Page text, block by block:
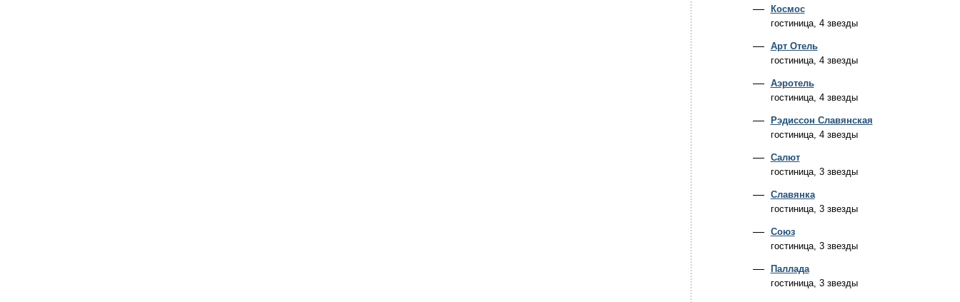
Космос
гостиница, 4 звезды
Арт Отель
гостиница, 4 звезды
Аэротель
гостиница, 4 звезды
Рэдиссон Славянская
гостиница, 4 звезды
Салют
гостиница, 3 звезды
Славянка
гостиница, 3 звезды
Союз
гостиница, 3 звезды
Паллада
гостиница, 3 звезды